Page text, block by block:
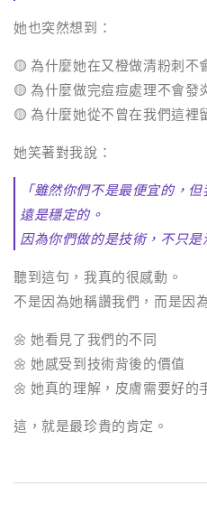
她也突然想到：
🟡 為什麼她在又橙做清粉刺不
🟡 為什麼做完痘痘處理不會發
🟡 為什麼她從不曾在我們這裡
她笑著對我說：
「雖然你們不是最便宜的，
遠是穩定的。
因為你們做的是技術，不只是
聽到這句，我真的很感動。
不是因為她稱讚我們，而是因
🌼 她看見了我們的不同
🌼 她感受到技術背後的價值
🌼 她真的理解，皮膚需要好的
這，就是最珍貴的肯定。